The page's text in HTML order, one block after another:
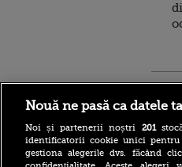
Nouă ne pasă ca datele
Noi și partenerii noștri 201
identificatorii cookie unici pentru
gestiona alegerile dvs. făcând